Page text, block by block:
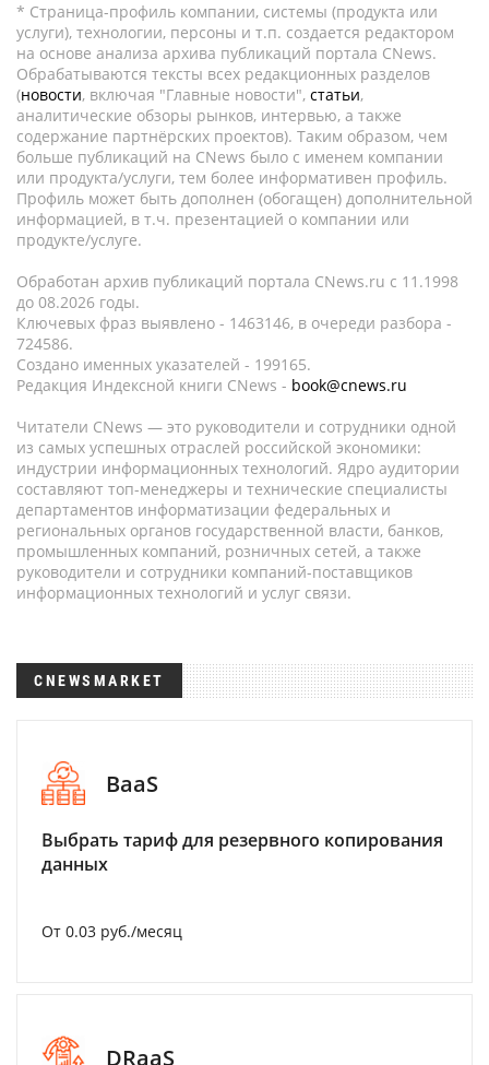
* Страница-профиль компании, системы (продукта или
услуги), технологии, персоны и т.п. создается редактором
на основе анализа архива публикаций портала CNews.
Обрабатываются тексты всех редакционных разделов
(новости, включая "Главные новости", статьи,
аналитические обзоры рынков, интервью, а также
содержание партнёрских проектов). Таким образом, чем
больше публикаций на CNews было с именем компании
или продукта/услуги, тем более информативен профиль.
Профиль может быть дополнен (обогащен) дополнительной
информацией, в т.ч. презентацией о компании или
продукте/услуге.
Обработан архив публикаций портала CNews.ru c 11.1998
до 08.2026 годы.
Ключевых фраз выявлено - 1463146, в очереди разбора -
724586.
Создано именных указателей - 199165.
Редакция Индексной книги CNews - book@cnews.ru
Читатели CNews — это руководители и сотрудники одной
из самых успешных отраслей российской экономики:
индустрии информационных технологий. Ядро аудитории
составляют топ-менеджеры и технические специалисты
департаментов информатизации федеральных и
региональных органов государственной власти, банков,
промышленных компаний, розничных сетей, а также
руководители и сотрудники компаний-поставщиков
информационных технологий и услуг связи.
CNEWSMARKET
BaaS
Выбрать тариф для резервного копирования
данных
От 0.03 руб./месяц
DRaaS